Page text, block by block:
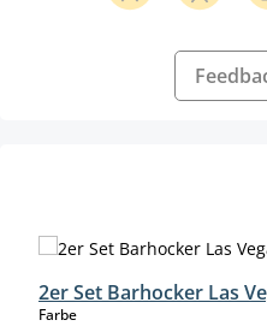
2er Set Barhocker Las
Farbeauswählen